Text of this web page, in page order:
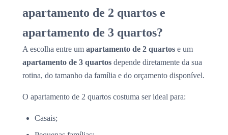
apartamento de 2 quartos e
apartamento de 3 quartos?
A escolha entre um apartamento de 2 quartos e um
apartamento de 3 quartos depende diretamente da sua
rotina, do tamanho da família e do orçamento disponível.
O apartamento de 2 quartos costuma ser ideal para:
Casais;